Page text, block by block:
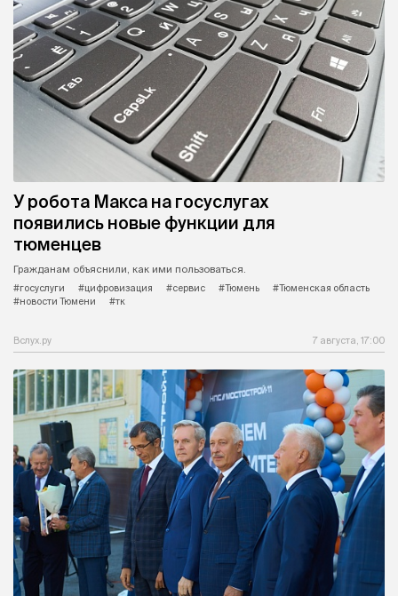
У робота Макса на госуслугах
появились новые функции для
тюменцев
Гражданам объяснили, как ими пользоваться.
#госуслуги
#цифровизация #сервис #Тюмень
#Тюменская область
#новости Тюмени
#тк
Вслух.ру 7 августа, 17:00